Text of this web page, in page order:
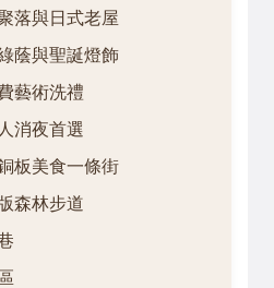
落與日式老屋
蔭與聖誕燈飾
藝術洗禮
消夜首選
板美食一條街
森林步道